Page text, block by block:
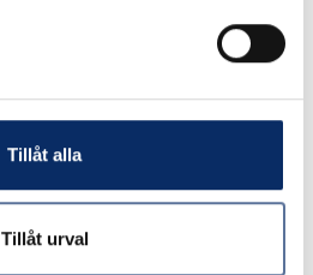
Tillåt alla
Tillåt urval
exkl. moms: 180kr